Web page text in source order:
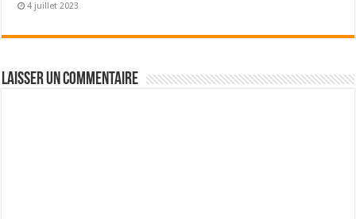
4 juillet 2023
Laisser un commentaire